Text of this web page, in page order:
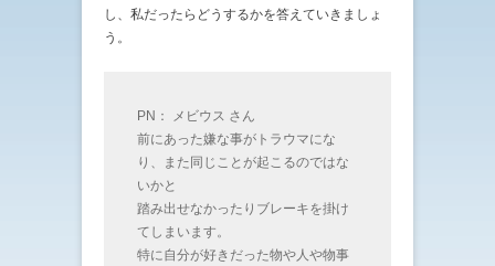
し、私だったらどうするかを答えていきましょ
う。
PN： メビウス さん
前にあった嫌な事がトラウマにな
り、また同じことが起こるのではな
いかと
踏み出せなかったりブレーキを掛け
てしまいます。
特に自分が好きだった物や人や物事